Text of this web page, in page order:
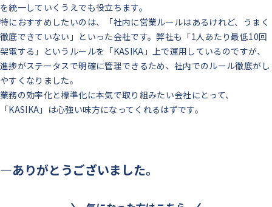
を統一していくうえでも役立ちます。
特におすすめしたいのは、「社内に営業ルールはあるけれど、うまく
徹底できていない」といった会社です。弊社も「1人あたり最低10回
架電する」というルールを「KASIKA」上で運用しているのですが、
進捗がステータスで明確に管理できるため、社内でのルール徹底がし
やすくなりました。
業務の効率化と標準化に本気で取り組みたい会社にとって、
「KASIKA」は心強い味方になってくれるはずです。
―ありがとうございました。